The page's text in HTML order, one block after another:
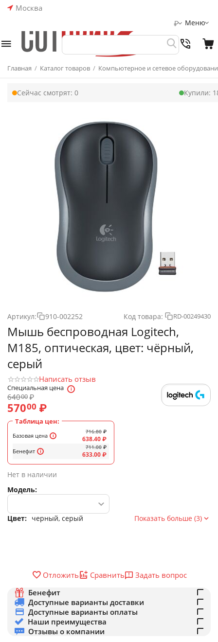
Москва
Меню
₽
Главная / Каталог товаров / Компьютерное и сетевое
Сейчас смотрят: 0 Купили:
Артикул: 910-002252 Код товара: RD-00249430
Мышь беспроводная Logitech,
M185, оптическая, цвет: чёрный,
серый
Написать отзыв
Специальная цена
64000₽
57000 ₽
Таблица цен:
Базовая цена
Бенефит
716.80 ₽
638.40₽
711.00 ₽
633.00₽
Нет в наличии
Модель:
Цвет: черный, серый Показать больше (3)
Отложить Сравнить
Задать вопрос
Бенефит
Доступные варианты доставки
Доступные варианты оплаты
Наши преимущества
Отзывы о компании